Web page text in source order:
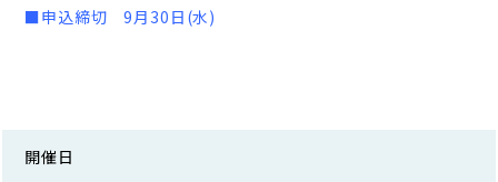
■申込締切 9月30日(水)
開催日